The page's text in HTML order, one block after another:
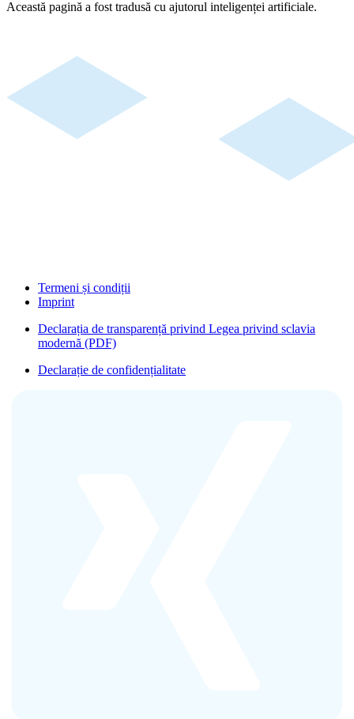
Această pagină a fost tradusă cu ajutorul inteligenței artificiale.
Termeni și condiții
Imprint
Declarația de transparență privind Legea privind sclavia
modernă (PDF)
Declarație de confidențialitate